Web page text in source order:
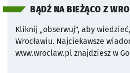
BĄDŹ NA BIEŻĄCO Z
Kliknij „obserwuj”, aby
Wrocławiu. Najciekawsze
www.wroclaw.pl znajdziesz w